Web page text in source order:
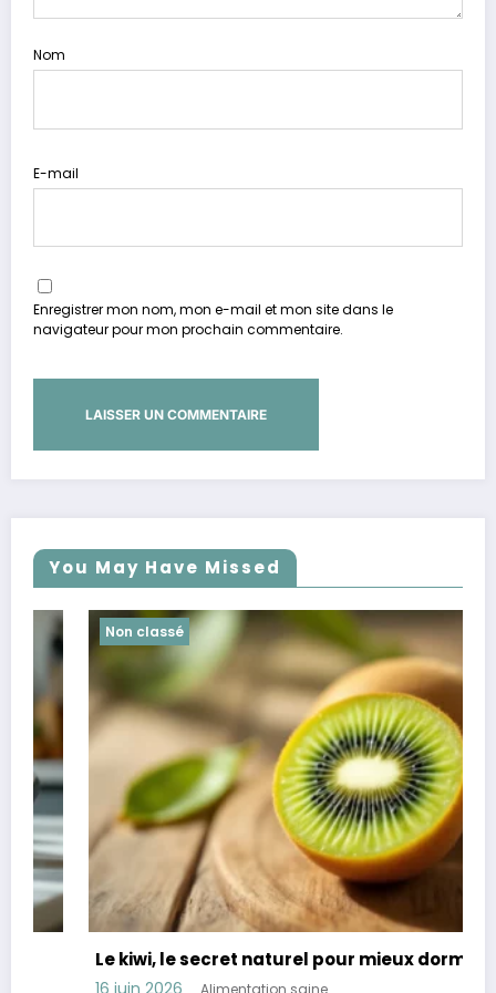
Nom
E-mail
Enregistrer mon nom, mon e-mail et mon site dans le
navigateur pour mon prochain commentaire.
You May Have Missed
Non classé
Le kiwi, le secret naturel pour mieux dormir